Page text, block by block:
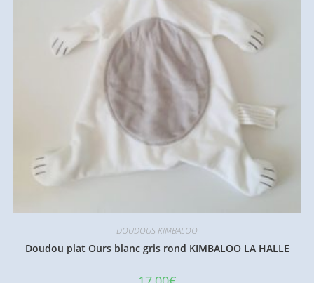
DOUDOUS KIMBALOO
Doudou plat Ours blanc gris rond KIMBALOO LA HALLE